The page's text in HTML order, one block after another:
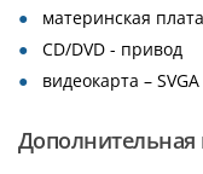
материнская
CD/DVD - привод
видеокарта –